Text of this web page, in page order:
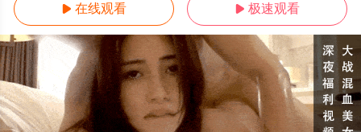
 在线观看  极速观看